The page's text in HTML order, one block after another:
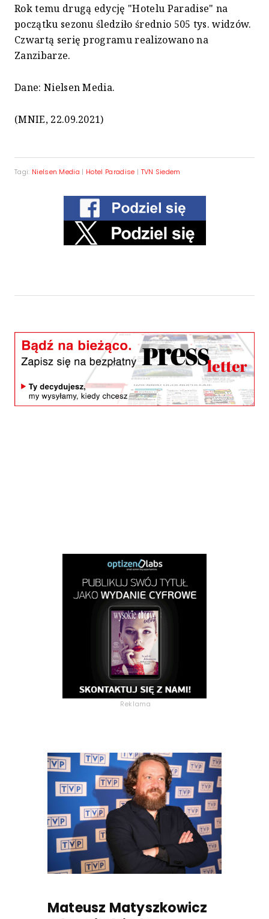
Rok temu drugą edycję "Hotelu Paradise" na
początku sezonu śledziło średnio 505 tys. widzów.
Czwartą serię programu realizowano na
Zanzibarze.
Dane: Nielsen Media.
(MNIE, 22.09.2021)
Tagi: Nielsen Media | Hotel Paradise | TVN Siedem
Reklama
Mateusz Matyszkowicz